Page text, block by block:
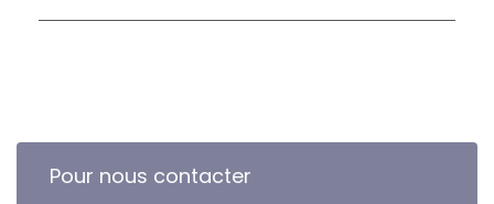
Pour nous contacter